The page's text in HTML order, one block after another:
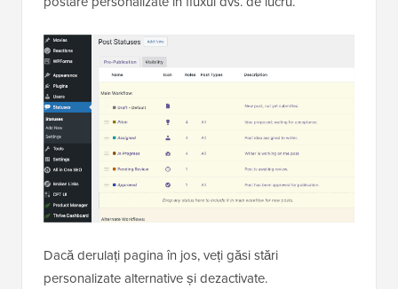
Dacă derulați pagina în jos, veți găsi stări
personalizate alternative și dezactivate.